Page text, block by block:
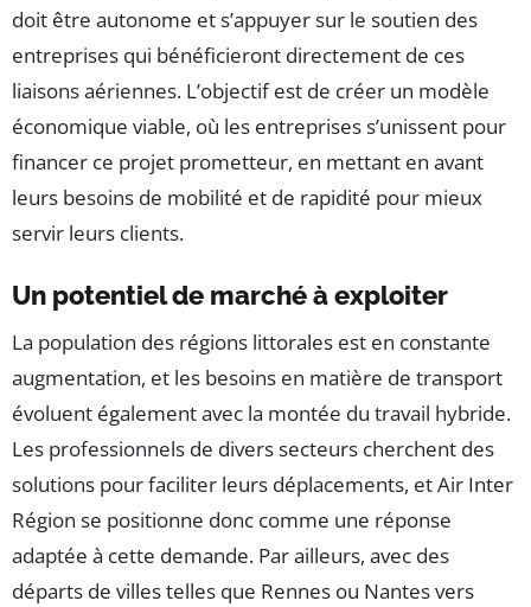
doit être autonome et s’appuyer sur le soutien des
entreprises qui bénéficieront directement de ces
liaisons aériennes. L’objectif est de créer un modèle
économique viable, où les entreprises s’unissent pour
financer ce projet prometteur, en mettant en avant
leurs besoins de mobilité et de rapidité pour mieux
servir leurs clients.
Un potentiel de marché à exploiter
La population des régions littorales est en constante
augmentation, et les besoins en matière de transport
évoluent également avec la montée du travail hybride.
Les professionnels de divers secteurs cherchent des
solutions pour faciliter leurs déplacements, et Air Inter
Région se positionne donc comme une réponse
adaptée à cette demande. Par ailleurs, avec des
départs de villes telles que Rennes ou Nantes vers